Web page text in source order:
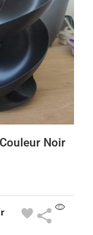
Noir